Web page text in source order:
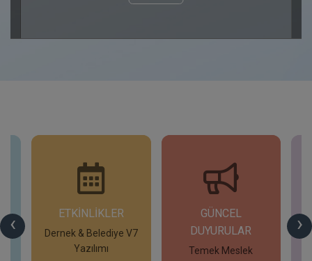
‹ ›
ETKİNLİKLER
Dernek & Belediye V7
Yazılımı
GÜNCEL
DUYURULAR
Temek Meslek